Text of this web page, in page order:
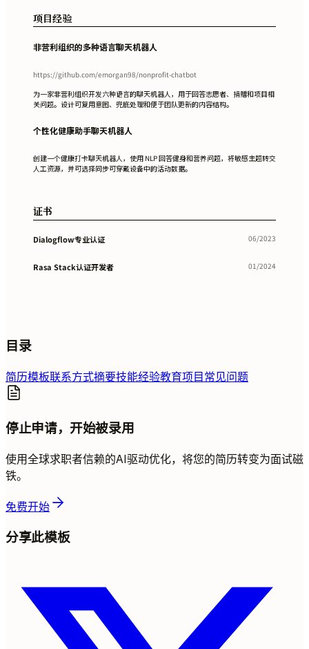
项目经验
非营利组织的多种语言聊天机器人
https://github.com/emorgan98/nonprofit-chatbot
为一家非营利组织开发六种语言的聊天机器人，用于回答志愿者、捐赠和项目相
关问题。设计可复用意图、兜底处理和便于团队更新的内容结构。
个性化健康助手聊天机器人
创建一个健康打卡聊天机器人，使用 NLP 回答健身和营养问题，将敏感主题转交
人工资源，并可选择同步可穿戴设备中的活动数据。
证书
Dialogflow专业认证 06/2023
Rasa Stack认证开发者 01/2024
目录
简历模板联系方式摘要技能经验教育项目常见问题
停止申请，开始被录用
使用全球求职者信赖的AI驱动优化，将您的简历转变为面试磁
铁。
免费开始
分享此模板